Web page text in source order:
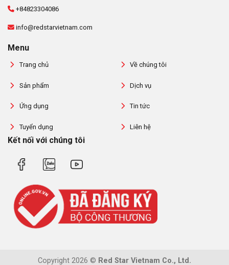
+84823304086
info@redstarvietnam.com
Menu
Trang chủ Về chúng tôi
Sản phẩm Dịch vụ
Ứng dụng Tin tức
Tuyển dụng Liên hệ
Kết nối với chúng tôi
Copyright 2026 © Red Star Vietnam Co., Ltd.